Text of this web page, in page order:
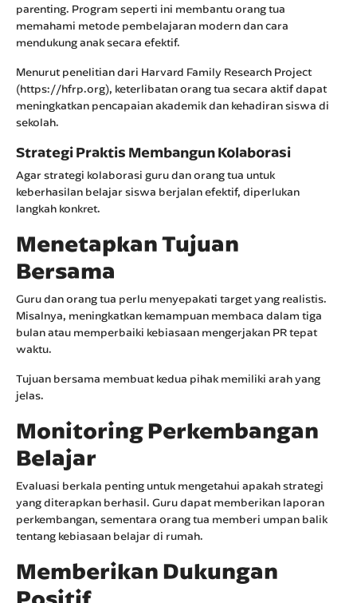
parenting. Program seperti ini membantu orang tua
memahami metode pembelajaran modern dan cara
mendukung anak secara efektif.
Menurut penelitian dari Harvard Family Research Project
(https://hfrp.org), keterlibatan orang tua secara aktif dapat
meningkatkan pencapaian akademik dan kehadiran siswa di
sekolah.
Strategi Praktis Membangun Kolaborasi
Agar strategi kolaborasi guru dan orang tua untuk
keberhasilan belajar siswa berjalan efektif, diperlukan
langkah konkret.
Menetapkan Tujuan
Bersama
Guru dan orang tua perlu menyepakati target yang realistis.
Misalnya, meningkatkan kemampuan membaca dalam tiga
bulan atau memperbaiki kebiasaan mengerjakan PR tepat
waktu.
Tujuan bersama membuat kedua pihak memiliki arah yang
jelas.
Monitoring Perkembangan
Belajar
Evaluasi berkala penting untuk mengetahui apakah strategi
yang diterapkan berhasil. Guru dapat memberikan laporan
perkembangan, sementara orang tua memberi umpan balik
tentang kebiasaan belajar di rumah.
Memberikan Dukungan